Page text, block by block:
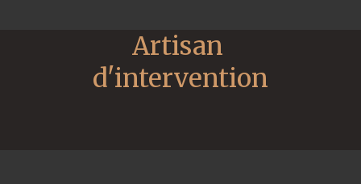
Artisan
d'intervention